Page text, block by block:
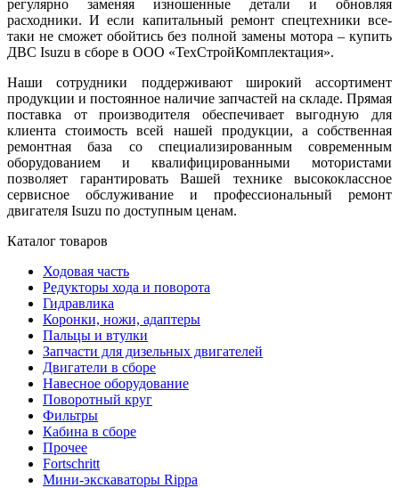
регулярно заменяя изношенные детали и обновляя
расходники. И если капитальный ремонт спецтехники все-
таки не сможет обойтись без полной замены мотора – купить
ДВС Isuzu в сборе в ООО «ТехСтройКомплектация».
Наши сотрудники поддерживают широкий ассортимент
продукции и постоянное наличие запчастей на складе. Прямая
поставка от производителя обеспечивает выгодную для
клиента стоимость всей нашей продукции, а собственная
ремонтная база со специализированным современным
оборудованием и квалифицированными мотористами
позволяет гарантировать Вашей технике высококлассное
сервисное обслуживание и профессиональный ремонт
двигателя Isuzu по доступным ценам.
Каталог товаров
Ходовая часть
Редукторы хода и поворота
Гидравлика
Коронки, ножи, адаптеры
Пальцы и втулки
Запчасти для дизельных двигателей
Двигатели в сборе
Навесное оборудование
Поворотный круг
Фильтры
Кабина в сборе
Прочее
Fortschritt
Мини-экскаваторы Rippa